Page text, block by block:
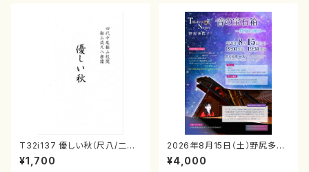
T32i137 優しい秋（尺八/二代
山本邦山/尺八/都山式譜）都山
流公刊楽譜曲番:586
¥1,700
2026年8月15日（土）野尻多佳
子ピアノリサイタル 音の宝石
箱チケット一般
¥4,000